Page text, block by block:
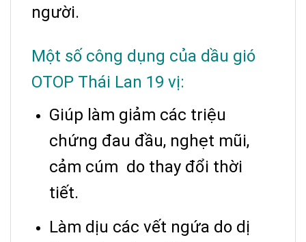
người.
Một số công dụng của dầu gió
OTOP Thái Lan 19 vị:
Giúp làm giảm các triệu
chứng đau đầu, nghẹt mũi,
cảm cúm do thay đổi thời
tiết.
Làm dịu các vết ngứa do dị